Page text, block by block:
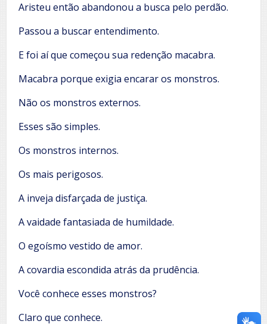
Aristeu então abandonou a busca pelo perdão.
Passou a buscar entendimento.
E foi aí que começou sua redenção macabra.
Macabra porque exigia encarar os monstros.
Não os monstros externos.
Esses são simples.
Os monstros internos.
Os mais perigosos.
A inveja disfarçada de justiça.
A vaidade fantasiada de humildade.
O egoísmo vestido de amor.
A covardia escondida atrás da prudência.
Você conhece esses monstros?
Claro que conhece.